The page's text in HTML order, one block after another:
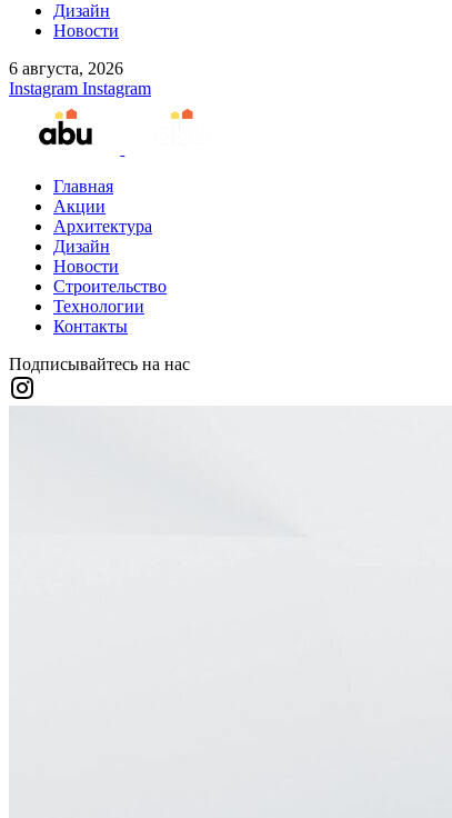
Дизайн
Новости
6 августа, 2026
Instagram Instagram
Главная
Акции
Архитектура
Дизайн
Новости
Строительство
Технологии
Контакты
Подписывайтесь на нас